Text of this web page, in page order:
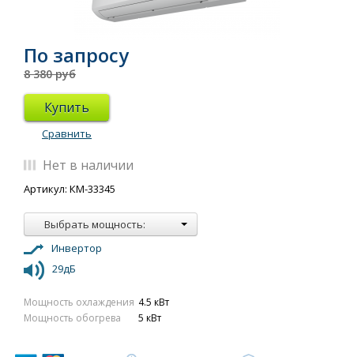
По запросу
8 380 руб
Купить
Сравнить
Нет в наличии
Артикул: КМ-33345
Выбрать мощность:
Инвертор
29дБ
Мощность охлаждения 4.5 кВт
Мощность обогрева
5 кВт